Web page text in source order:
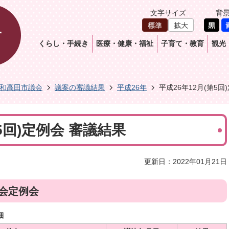
文字サイズ 背
くらし・手続き 医療・健康・福祉 子育て・教育 観光
高田市議会 議案の審議結果 平成26年 平成26年12月(第5回
)定例会 審議結果
更新日：2022年01月21日
定例会